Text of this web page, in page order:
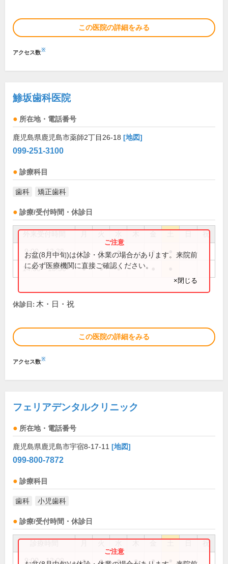
この医院の詳細をみる
アクセス数※
鯵坂歯科医院
所在地・電話番号
鹿児島県鹿児島市薬師2丁目26-18 [地図]
099-251-3100
診療科目
歯科 矯正歯科
診療/受付時間・休診日
祝
9:00～12:30 ● ● ● ●
14:30～18:30 ● ● ●
お盆(8月中旬)は休診・休業の場合があります。来院前
に必ず医療機関に直接ご確認ください。
×閉じる
休診日: 木・日・祝
この医院の詳細をみる
アクセス数※
フェリアデンタルクリニック
所在地・電話番号
鹿児島県鹿児島市宇宿8-17-11 [地図]
099-800-7872
診療科目
歯科 小児歯科
診療/受付時間・休診日
祝
9:00～13:00 ● ● ● ● ●